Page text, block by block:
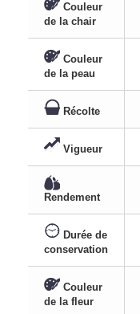
Couleur
de la chair
Couleur
de la peau
Récolte
Vigueur
Rendement
Durée de
conservation
Couleur
de la fleur